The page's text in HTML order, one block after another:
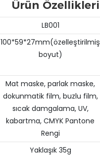
Ürün Özellikleri
LB001
100*59*27mm(özelleştirilmiş
boyut)
Mat maske, parlak maske,
dokunmatik film, buzlu film,
sıcak damgalama, UV,
kabartma, CMYK Pantone
Rengi
Yaklaşık 35g